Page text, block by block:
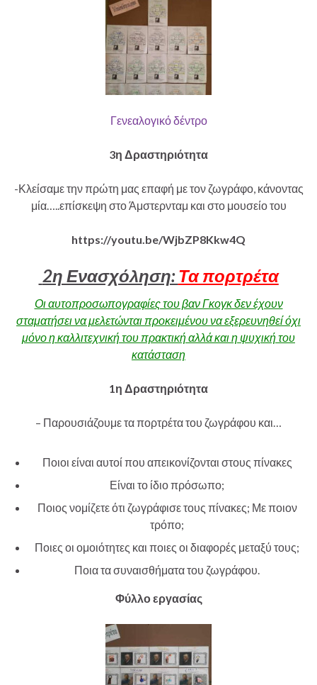
Γενεαλογικό δέντρο
3η Δραστηριότητα
-Κλείσαμε την πρώτη μας επαφή με τον ζωγράφο, κάνοντας
μία…..επίσκεψη στο Άμστερνταμ και στο μουσείο του
https://youtu.be/WjbZP8Kkw4Q
2η Ενασχόληση: Τα πορτρέτα
Οι αυτοπροσωπογραφίες του βαν Γκογκ δεν έχουν
σταματήσει να μελετώνται προκειμένου να εξερευνηθεί όχι
μόνο η καλλιτεχνική του πρακτική αλλά και η ψυχική του
κατάσταση
1η Δραστηριότητα
– Παρουσιάζουμε τα πορτρέτα του ζωγράφου και…
Ποιοι είναι αυτοί που απεικονίζονται στους πίνακες
Είναι το ίδιο πρόσωπο;
Ποιος νομίζετε ότι ζωγράφισε τους πίνακες; Με ποιον
τρόπο;
Ποιες οι ομοιότητες και ποιες οι διαφορές μεταξύ τους;
Ποια τα συναισθήματα του ζωγράφου.
Φύλλο εργασίας